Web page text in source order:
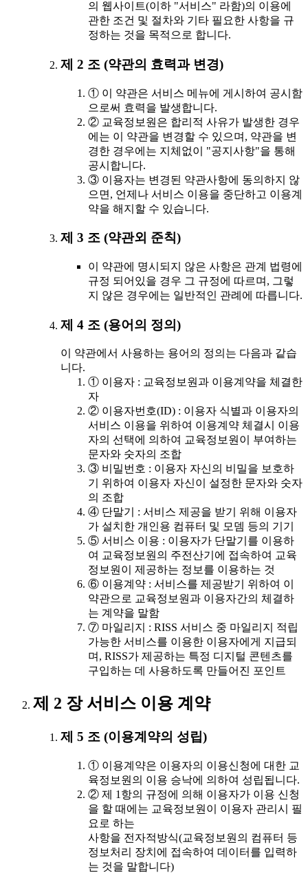
의 웹사이트(이하 "서비스" 라함)의 이용에
관한 조건 및 절차와 기타 필요한 사항을 규
정하는 것을 목적으로 합니다.
제 2 조 (약관의 효력과 변경)
① 이 약관은 서비스 메뉴에 게시하여 공시함
으로써 효력을 발생합니다.
② 교육정보원은 합리적 사유가 발생한 경우
에는 이 약관을 변경할 수 있으며, 약관을 변
경한 경우에는 지체없이 "공지사항"을 통해
공시합니다.
③ 이용자는 변경된 약관사항에 동의하지 않
으면, 언제나 서비스 이용을 중단하고 이용계
약을 해지할 수 있습니다.
제 3 조 (약관외 준칙)
이 약관에 명시되지 않은 사항은 관계 법령에
규정 되어있을 경우 그 규정에 따르며, 그렇
지 않은 경우에는 일반적인 관례에 따릅니다.
제 4 조 (용어의 정의)
이 약관에서 사용하는 용어의 정의는 다음과 같습
니다.
① 이용자 : 교육정보원과 이용계약을 체결한
자
② 이용자번호(ID) : 이용자 식별과 이용자의
서비스 이용을 위하여 이용계약 체결시 이용
자의 선택에 의하여 교육정보원이 부여하는
문자와 숫자의 조합
③ 비밀번호 : 이용자 자신의 비밀을 보호하
기 위하여 이용자 자신이 설정한 문자와 숫자
의 조합
④ 단말기 : 서비스 제공을 받기 위해 이용자
가 설치한 개인용 컴퓨터 및 모뎀 등의 기기
⑤ 서비스 이용 : 이용자가 단말기를 이용하
여 교육정보원의 주전산기에 접속하여 교육
정보원이 제공하는 정보를 이용하는 것
⑥ 이용계약 : 서비스를 제공받기 위하여 이
약관으로 교육정보원과 이용자간의 체결하
는 계약을 말함
⑦ 마일리지 : RISS 서비스 중 마일리지 적립
가능한 서비스를 이용한 이용자에게 지급되
며, RISS가 제공하는 특정 디지털 콘텐츠를
구입하는 데 사용하도록 만들어진 포인트
제 2 장 서비스 이용 계약
제 5 조 (이용계약의 성립)
① 이용계약은 이용자의 이용신청에 대한 교
육정보원의 이용 승낙에 의하여 성립됩니다.
② 제 1항의 규정에 의해 이용자가 이용 신청
을 할 때에는 교육정보원이 이용자 관리시 필
요로 하는
사항을 전자적방식(교육정보원의 컴퓨터 등
정보처리 장치에 접속하여 데이터를 입력하
는 것을 말합니다)